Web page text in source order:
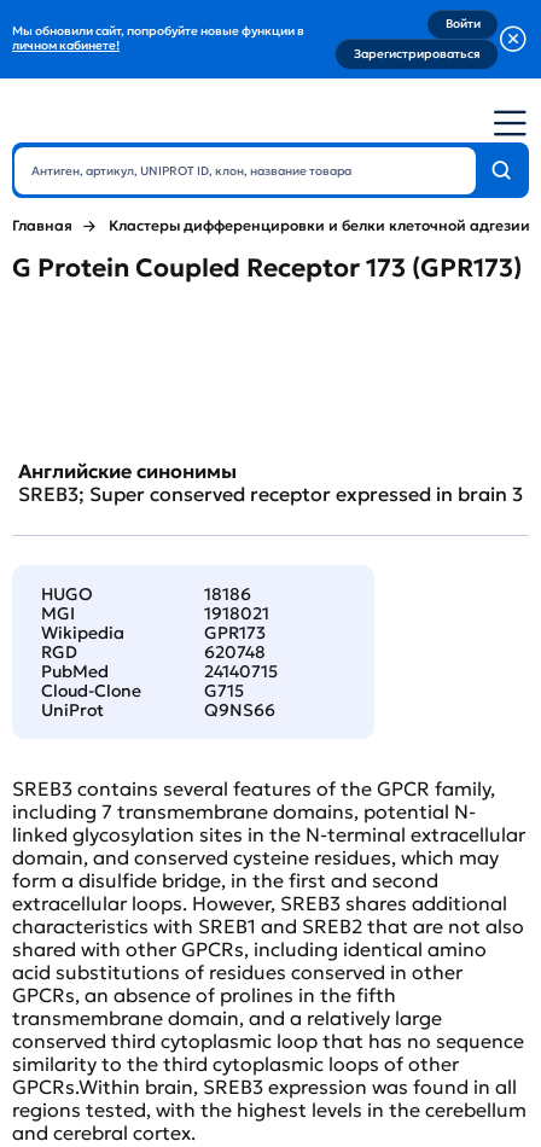
Мы обновили сайт, попробуйте новые функции в
личном кабинете!
Войти
Зарегистрироваться
Главная Кластеры дифференцировки и белки клеточной адгезии
G Protein Coupled Receptor 173 (GPR173)
Английские синонимы
SREB3; Super conserved receptor expressed in brain 3
HUGO
18186
MGI
1918021
Wikipedia
GPR173
RGD
620748
PubMed
24140715
Cloud-Clone
G715
UniProt
Q9NS66
SREB3 contains several features of the GPCR family,
including 7 transmembrane domains, potential N-
linked glycosylation sites in the N-terminal extracellular
domain, and conserved cysteine residues, which may
form a disulfide bridge, in the first and second
extracellular loops. However, SREB3 shares additional
characteristics with SREB1 and SREB2 that are not also
shared with other GPCRs, including identical amino
acid substitutions of residues conserved in other
GPCRs, an absence of prolines in the fifth
transmembrane domain, and a relatively large
conserved third cytoplasmic loop that has no sequence
similarity to the third cytoplasmic loops of other
GPCRs.Within brain, SREB3 expression was found in all
regions tested, with the highest levels in the cerebellum
and cerebral cortex.